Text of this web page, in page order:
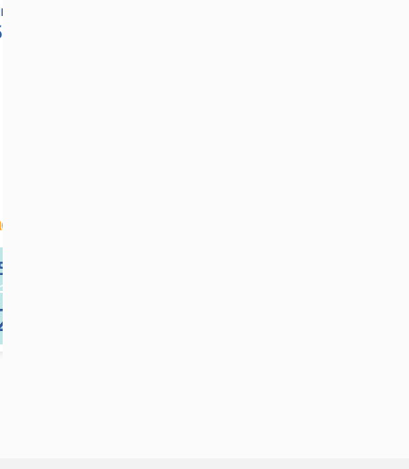
75W